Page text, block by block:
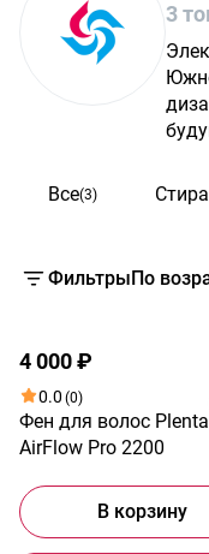
3
Все(3)
ФильтрыПо
4 000 ₽
0.0 (0)
Фен для волос Plenta
AirFlow Pro 2200
В корзину